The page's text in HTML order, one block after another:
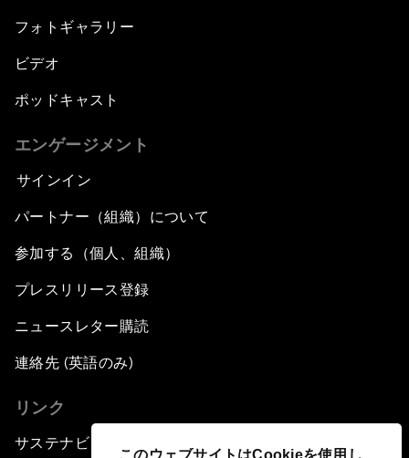
このウェブサイトはCookieを使用し
フォトギャラリー
ビデオ
ポッドキャスト
エンゲージメント
サインイン
パートナー（組織）について
参加する（個人、組織）
プレスリリース登録
ニュースレター購読
連絡先 (英語のみ)
リンク
サステナビリティへの取り組み